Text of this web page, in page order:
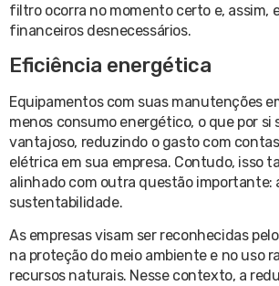
filtro ocorra no momento certo e, assim,
financeiros desnecessários.
Eficiência energética
Equipamentos com suas manutenções
menos consumo energético, o que por si
vantajoso, reduzindo o gasto com
elétrica em sua empresa. Contudo, isso
alinhado com outra questão importante:
sustentabilidade.
As empresas visam ser reconhecidas
na proteção do meio ambiente e no uso
recursos naturais. Nesse contexto, a